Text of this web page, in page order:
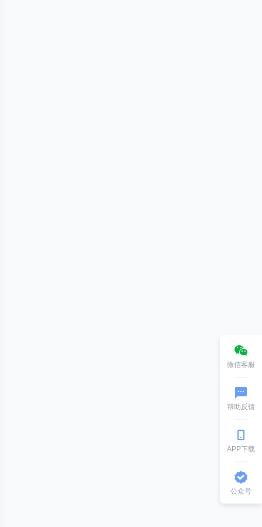
of table
一定数量的行锁，然后又等待对方的锁，最后 检测到
微信客服
帮助反馈
APP下载
公众号